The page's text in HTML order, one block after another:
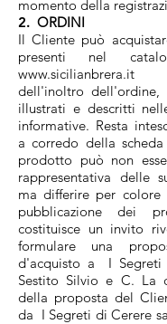
momento della
2. ORDINI
Il Cliente può
presenti nel
www.sicilianbrera.it al
dell'inoltro dell'ordine,
illustrati e descritti
informative. Resta
a corredo della
prodotto può non
rappresentativa delle
ma differire per colore
pubblicazione dei
costituisce un invito
formulare una
d'acquisto a I Segreti
Sestito Silvio e C. La
della proposta del
da I Segreti di Cerere